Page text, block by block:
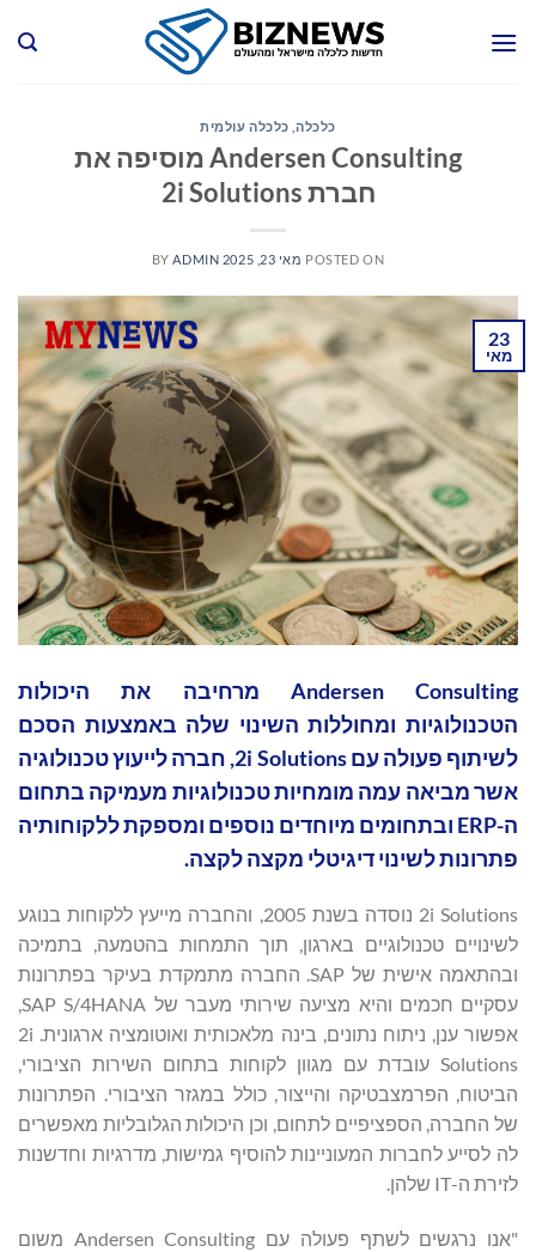
כלכלה, כלכלה עולמית
Andersen Consulting מוסיפה את
חברת 2i Solutions
POSTED ON מאי 23, 2025 BY ADMIN
23
מאי
‏Andersen Consulting מרחיבה את היכולות
הטכנולוגיות ומחוללות השינוי שלה באמצעות הסכם
לשיתוף פעולה עם 2i Solutions, חברה לייעוץ טכנולוגיה
אשר מביאה עמה מומחיות טכנולוגיות מעמיקה בתחום
ה-ERP ובתחומים מיוחדים נוספים ומספקת ללקוחותיה
פתרונות לשינוי דיגיטלי מקצה לקצה.
2i Solutions נוסדה בשנת 2005, והחברה מייעץ ללקוחות בנוגע
לשינויים טכנולוגיים בארגון, תוך התמחות בהטמעה, בתמיכה
ובהתאמה אישית של SAP. החברה מתמקדת בעיקר בפתרונות
עסקיים חכמים והיא מציעה שירותי מעבר של SAP S/4HANA,
אפשור ענן, ניתוח נתונים, בינה מלאכותית ואוטומציה ארגונית. 2i
Solutions עובדת עם מגוון לקוחות בתחום השירות הציבורי,
הביטוח, הפרמצבטיקה והייצור, כולל במגזר הציבורי. הפתרונות
של החברה, הספציפיים לתחום, וכן היכולות הגלובליות מאפשרים
לה לסייע לחברות המעוניינות להוסיף גמישות, מדרגיות וחדשנות
לזירת ה-IT שלהן.
"אנו נרגשים לשתף פעולה עם Andersen Consulting משום